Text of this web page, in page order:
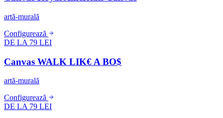
artă-murală
Configurează
DE LA 79 LEI
Canvas WALK LIK€ A BO$
artă-murală
Configurează
DE LA 79 LEI